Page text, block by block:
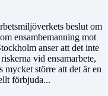
beslut om
ensambemanning mot
anser att det inte
vid ensamarbete,
mycket större att det är en
förbjuda...